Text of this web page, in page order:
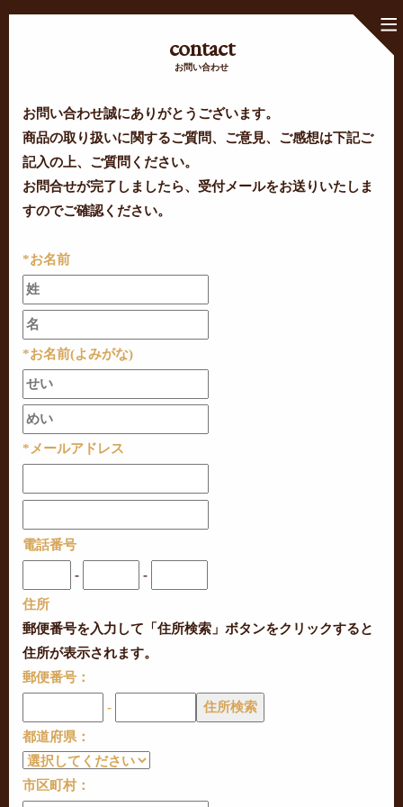
contact
お問い合わせ
お問い合わせ誠にありがとうございます。
商品の取り扱いに関するご質問、ご意見、ご感想は下記ご
記入の上、ご質問ください。
お問合せが完了しましたら、受付メールをお送りいたしま
すのでご確認ください。
*お名前
*お名前(よみがな)
*メールアドレス
電話番号
- -
住所
郵便番号を入力して「住所検索」ボタンをクリックすると
住所が表示されます。
郵便番号：
-
都道府県：
市区町村：